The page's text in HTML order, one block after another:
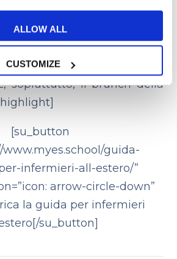
ALLOW ALL
CUSTOMIZE
perderti[su_highlight
zuppa di crostacei
di pesce), i sandwich con
il pudding di riso e la torta
soprattutto, il brunch della
[su_button
www.myes.school/guida-
infermieri-all-estero/”
arrow-circle-down”
la guida per infermieri
su_button]